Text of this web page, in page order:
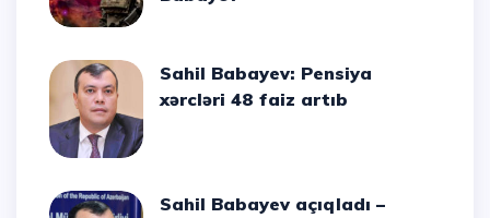
Sahil Babayev: Pensiya
xərcləri 48 faiz artıb
Sahil Babayev açıqladı –